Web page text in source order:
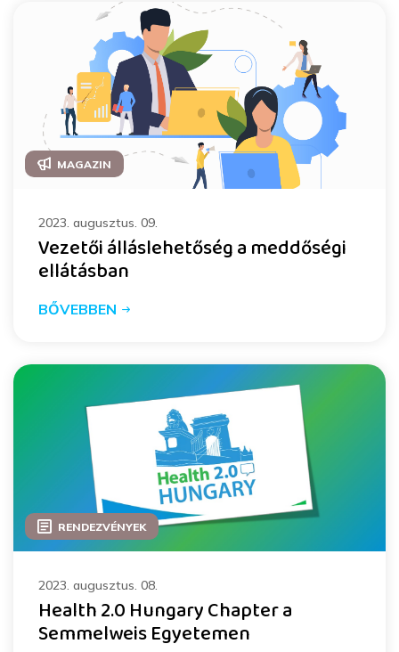
MAGAZIN
2023. augusztus. 09.
Vezetői álláslehetőség a meddőségi
ellátásban
BŐVEBBEN
RENDEZVÉNYEK
2023. augusztus. 08.
Health 2.0 Hungary Chapter a
Semmelweis Egyetemen